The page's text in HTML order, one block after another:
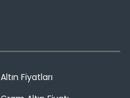
Altın Fiyatları